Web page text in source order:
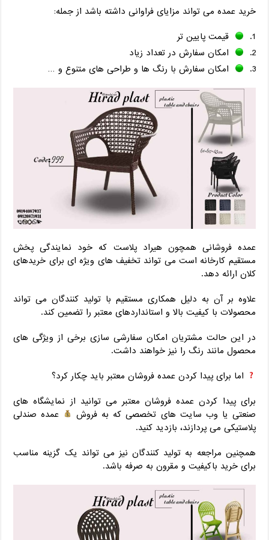
خرید عمده می تواند مزایای فراوانی داشته باشد از جمله:
قیمت پایین تر
امکان سفارش در تعداد زیاد
امکان سفارش با رنگ ها و طراحی های متنوع و …
عمده فروشانی همچون هیراد پلاست که خود نمایندگی پخش
مستقیم کارخانه است می تواند تخفیف های ویژه ای برای خریدهای
کلان ارائه دهد.
علاوه بر آن به دلیل همکاری مستقیم با تولید کنندگان می تواند
محصولات با کیفیت بالا و استانداردهای معتبر را تضمین کند.
در این حالت مشتریان امکان سفارشی سازی برخی از ویژگی های
محصول مانند رنگ را نیز خواهند داشت.
اما برای پیدا کردن عمده فروشان معتبر باید چکار کرد؟
برای پیدا کردن عمده فروشان معتبر می توانید از نمایشگاه های
صنعتی یا وب سایت های تخصصی که به فروش
عمده صندلی
پلاستیکی می پردازند، بازدید کنید.
همچنین مراجعه به تولید کنندگان نیز می تواند یک گزینه مناسب
برای خرید باکیفیت و مقرون به صرفه باشد.